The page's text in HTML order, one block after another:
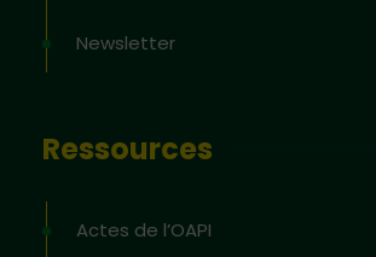
Newsletter
Ressources
Actes de l’OAPI